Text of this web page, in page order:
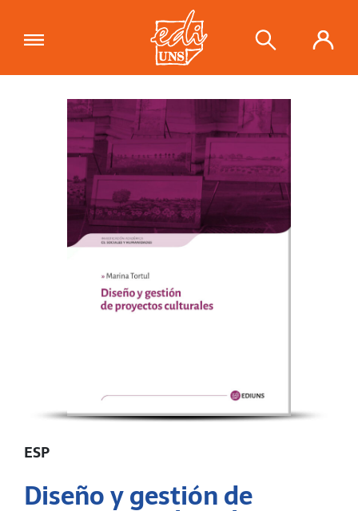
"Diseño y gestión de proyectos
culturales" se ha añadido a tu carrito.Ver carrito
ESP
Diseño y gestión de